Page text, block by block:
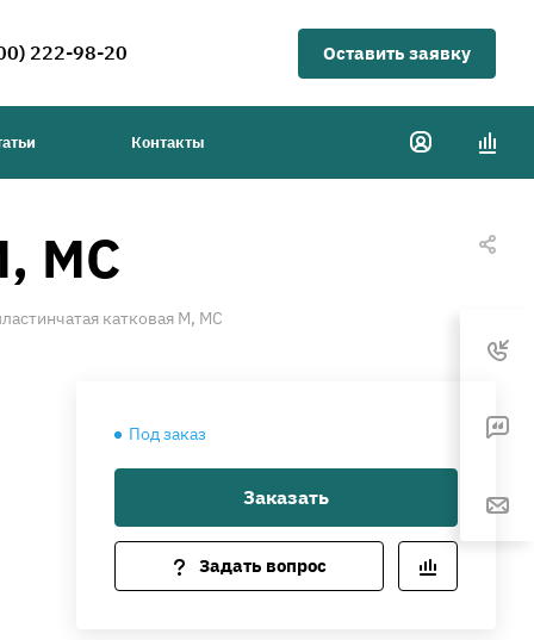
222-98-20 Оставить заявку
Контакты
МС
катковая М, МС
Под заказ
Заказать
Задать вопрос